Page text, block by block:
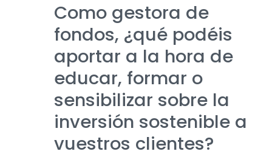
Como gestora de
fondos, ¿qué podéis
aportar a la hora de
educar, formar o
sensibilizar sobre la
inversión sostenible a
vuestros clientes?